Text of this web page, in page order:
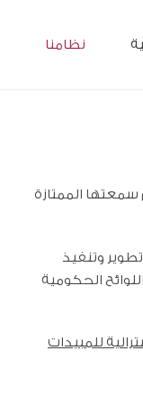
نظامنا
الممتازة
وتنفيذ
الحكومية
للمبيدات